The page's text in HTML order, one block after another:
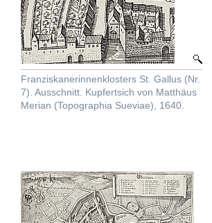
Franziskanerinnenklosters St. Gallus (Nr.
7). Ausschnitt. Kupfertsich von Matthäus
Merian (Topographia Sueviae), 1640.